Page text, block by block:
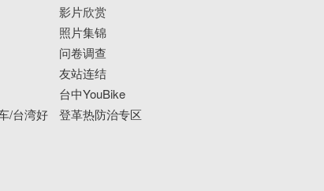
--------------------------------
市集｜小愿市集
📅8/24(日) 10:00-16:00
📍清水眷村文化园区 信义小站广场 (台中市清水
区中社路信义巷44号)
🔗活动连结：https://reurl.cc/Y3q2QL
/台湾好
影片欣赏
照片集锦
问卷调查
友站连结
台中YouBike
登革热防治专区